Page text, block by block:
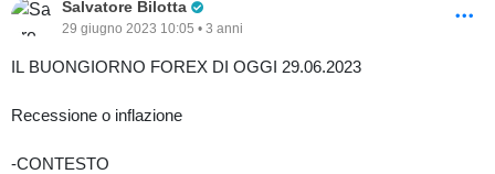
Salvatore Bilotta
29 giugno 2023 10:05 • 3 anni
IL BUONGIORNO FOREX DI OGGI 29.06.2023
Recessione o inflazione
-CONTESTO